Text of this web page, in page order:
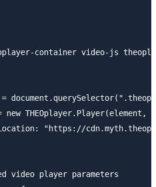
container video-js
new THEOplayer.Player(element, {
"https://
video player parameters